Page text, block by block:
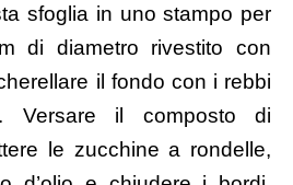
sfoglia in uno stampo per
di diametro rivestito con
il fondo con i rebbi
Versare il composto di
le zucchine a rondelle,